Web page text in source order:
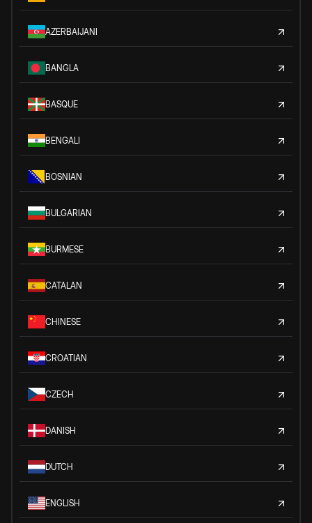
AZERBAIJANI
BANGLA
BASQUE
BENGALI
BOSNIAN
BULGARIAN
BURMESE
CATALAN
CHINESE
CROATIAN
CZECH
DANISH
DUTCH
ENGLISH